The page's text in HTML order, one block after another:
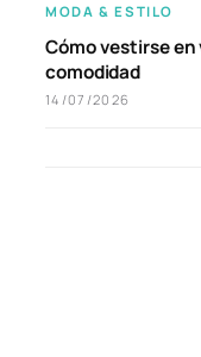
MODA & ESTILO
Cómo vestirse
comodidad
14/07/2026